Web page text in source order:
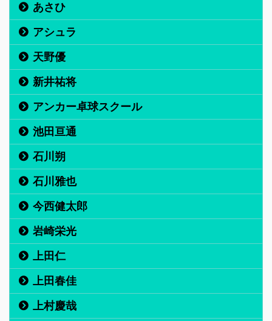
あさひ
アシュラ
天野優
新井祐将
アンカー卓球スクール
池田亘通
石川朔
石川雅也
今西健太郎
岩崎栄光
上田仁
上田春佳
上村慶哉